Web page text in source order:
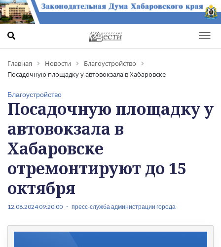
Главная Новости
Благоустройство
Посадочную площадку у автовокзала в Хабаровске
Благоустройство
Посадочную площадку у
автовокзала в
Хабаровске
отремонтируют до 15
октября
12.08.2024 09:20:00 пресс-служба администрации города